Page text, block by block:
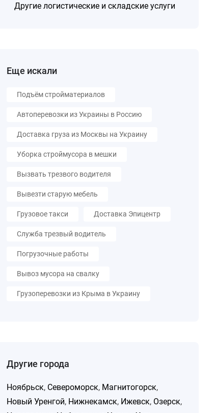
Другие логистические и складские услуги
Еще искали
Подъём стройматериалов
Автоперевозки из Украины в Россию
Доставка груза из Москвы на Украину
Уборка строймусора в мешки
Вызвать трезвого водителя
Вывезти старую мебель
Грузовое такси Доставка Эпицентр
Служба трезвый водитель
Погрузочные работы
Вывоз мусора на свалку
Грузоперевозки из Крыма в Украину
Другие города
Ноябрьск, Североморск, Магнитогорск,
Новый Уренгой, Нижнекамск, Ижевск, Озерск,